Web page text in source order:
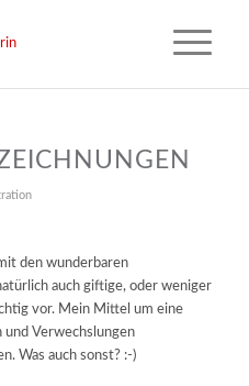
den wunderbaren
auch giftige, oder weniger
vor. Mein Mittel um eine
und Verwechslungen
Was auch sonst? :-)